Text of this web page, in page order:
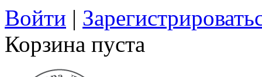
Войти |
Корзина пуста